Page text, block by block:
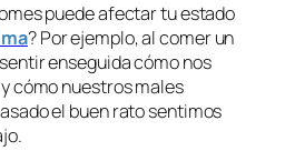
puede afectar tu estado
? Por ejemplo, al comer un
enseguida cómo nos
cómo nuestros males
el buen rato sentimos